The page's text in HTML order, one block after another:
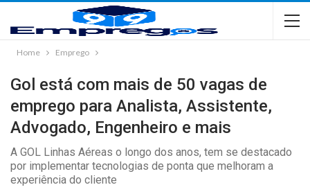
Home Emprego
Gol está com mais de 50 vagas de
emprego para Analista, Assistente,
Advogado, Engenheiro e mais
A GOL Linhas Aéreas o longo dos anos, tem se destacado
por implementar tecnologias de ponta que melhoram a
experiência do cliente